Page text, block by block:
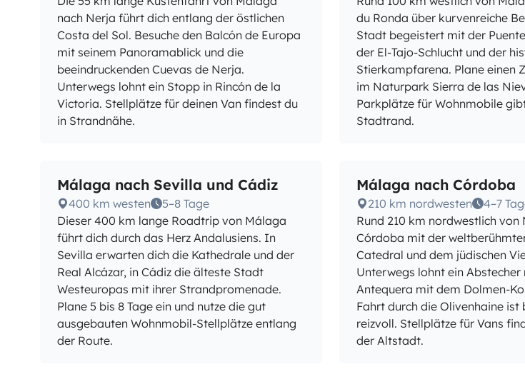
nach Nerja führt dich entlang der östlichen
Costa del Sol. Besuche den Balcón de Europa
mit seinem Panoramablick und die
beeindruckenden Cuevas de Nerja.
Unterwegs lohnt ein Stopp in Rincón de la
Victoria. Stellplätze für deinen Van findest du
in Strandnähe.
du Ronda über kurvenreiche
Stadt begeistert mit der
der El-Tajo-Schlucht und der
Stierkampfarena. Plane einen
im Naturpark Sierra de las
Parkplätze für Wohnmobile
Stadtrand.
Málaga nach Sevilla und Cádiz
400 km westen
5–8 Tage
Dieser 400 km lange Roadtrip von Málaga
führt dich durch das Herz Andalusiens. In
Sevilla erwarten dich die Kathedrale und der
Real Alcázar, in Cádiz die älteste Stadt
Westeuropas mit ihrer Strandpromenade.
Plane 5 bis 8 Tage ein und nutze die gut
ausgebauten Wohnmobil-Stellplätze entlang
der Route.
Málaga nach Córdoba
210 km nordwesten
4–7
Rund 210 km nordwestlich
Córdoba mit der
Catedral und dem jüdischen
Unterwegs lohnt ein Abstecher
Antequera mit dem Dolmen-
Fahrt durch die Olivenhaine ist
reizvoll. Stellplätze für Vans
der Altstadt.